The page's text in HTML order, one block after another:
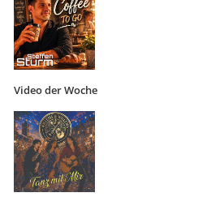
Video der Woche